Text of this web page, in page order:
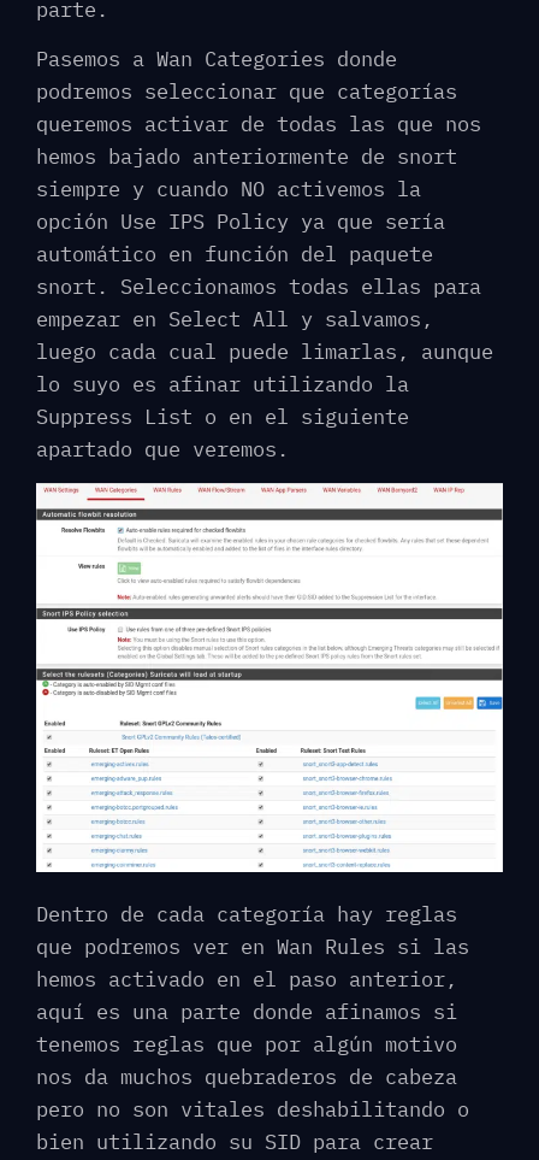
parte.
Pasemos a Wan Categories donde
podremos seleccionar que categorías
queremos activar de todas las que nos
hemos bajado anteriormente de snort
siempre y cuando NO activemos la
opción Use IPS Policy ya que sería
automático en función del paquete
snort. Seleccionamos todas ellas para
empezar en Select All y salvamos,
luego cada cual puede limarlas, aunque
lo suyo es afinar utilizando la
Suppress List o en el siguiente
apartado que veremos.
Dentro de cada categoría hay reglas
que podremos ver en Wan Rules si las
hemos activado en el paso anterior,
aquí es una parte donde afinamos si
tenemos reglas que por algún motivo
nos da muchos quebraderos de cabeza
pero no son vitales deshabilitando o
bien utilizando su SID para crear